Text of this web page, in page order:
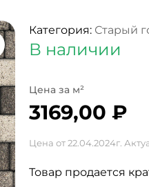
Категория: Старый
В наличии
3169,00 ₽
Цена от 22.04.2024г.
Товар продается